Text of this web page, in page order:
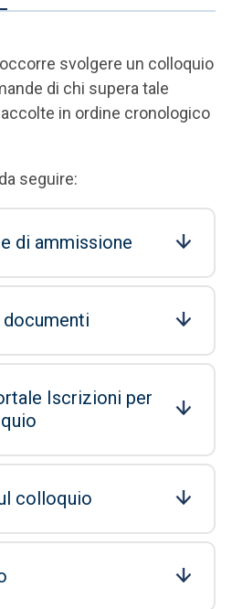
svolgere un colloquio
di chi supera tale
in ordine cronologico
seguire:
di ammissione
documenti
Iscrizioni per
colloquio